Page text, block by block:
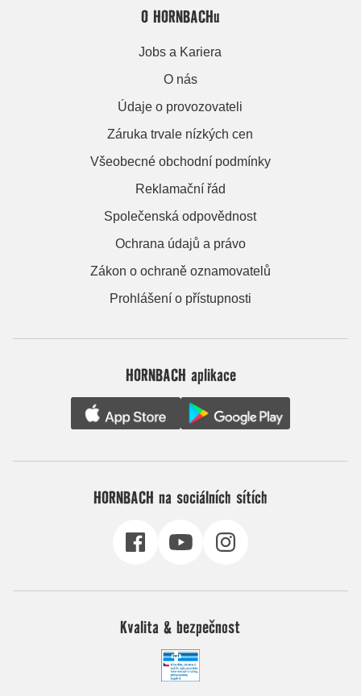
O HORNBACHu
Jobs a Kariera
O nás
Údaje o provozovateli
Záruka trvale nízkých cen
Všeobecné obchodní podmínky
Reklamační řád
Společenská odpovědnost
Ochrana údajů a právo
Zákon o ochraně oznamovatelů
Prohlášení o přístupnosti
HORNBACH aplikace
HORNBACH na sociálních sítích
Kvalita & bezpečnost